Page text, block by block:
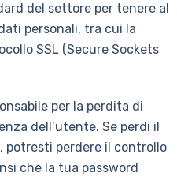
del settore per tenere al
personali, tra cui la
SSL (Secure Sockets
per la perdita di
dell’utente. Se perdi il
potresti perdere il controllo
che la tua password